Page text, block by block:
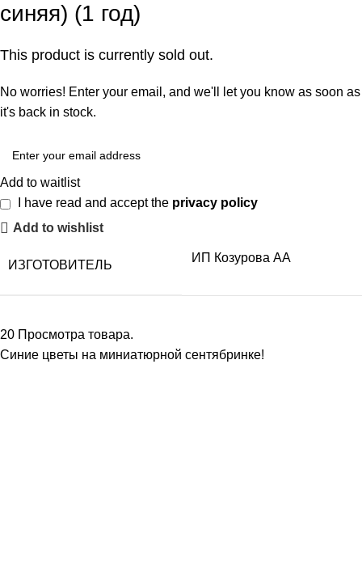
синяя) (1 год)
This product is currently sold out.
No worries! Enter your email, and we'll let you know as soon as
it's back in stock.
Add to waitlist
I have read and accept the privacy policy
Add to wishlist
ИЗГОТОВИТЕЛЬ
ИП Козурова АА
20 Просмотра товара.
Синие цветы на миниатюрной сентябринке!